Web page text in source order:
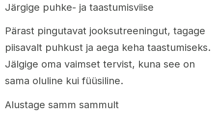
Järgige puhke- ja taastumisviise
Pärast pingutavat jooksutreeningut, tagage
piisavalt puhkust ja aega keha taastumiseks.
Jälgige oma vaimset tervist, kuna see on
sama oluline kui füüsiline.
Alustage samm sammult